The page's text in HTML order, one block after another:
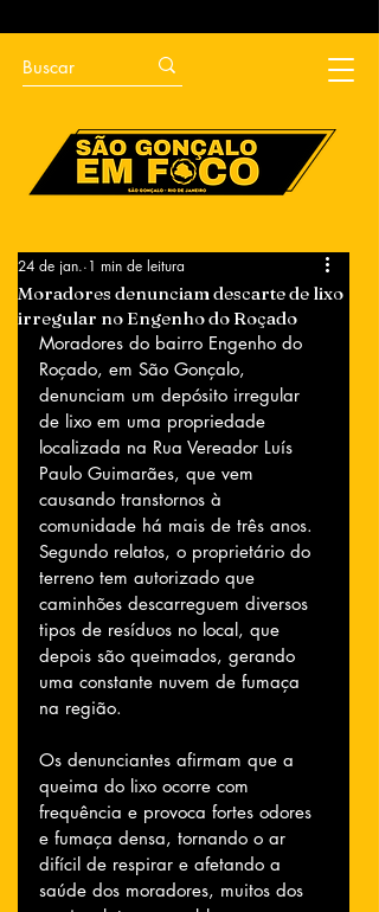
Moradores denunciam descarte de lixo
irregular no Engenho do Roçado
24 de jan. 1 min de leitura
Moradores do bairro Engenho do
Roçado, em São Gonçalo,
denunciam um depósito irregular
de lixo em uma propriedade
localizada na Rua Vereador Luís
Paulo Guimarães, que vem
causando transtornos à
comunidade há mais de três anos.
Segundo relatos, o proprietário do
terreno tem autorizado que
caminhões descarreguem diversos
tipos de resíduos no local, que
depois são queimados, gerando
uma constante nuvem de fumaça
na região.
Os denunciantes afirmam que a
queima do lixo ocorre com
frequência e provoca fortes odores
e fumaça densa, tornando o ar
difícil de respirar e afetando a
saúde dos moradores, muitos dos